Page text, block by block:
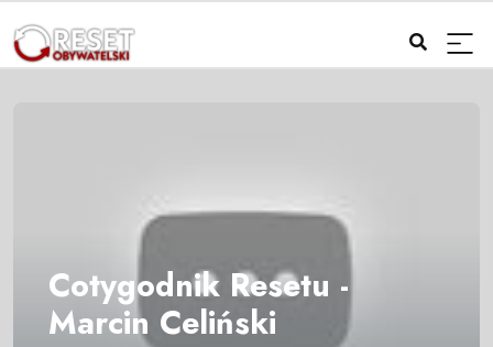
Cotygodnik Resetu -
Marcin Celiński